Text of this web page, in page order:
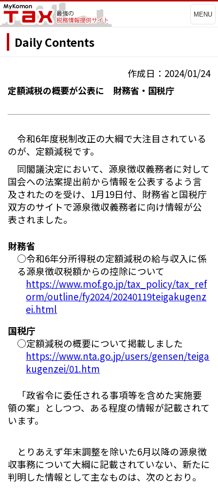
MENU
Daily Contents
作成日：2024/01/24
定額減税の概要が公表に 財務省・国税庁
令和6年度税制改正の大綱で大注目されている
のが、定額減税です。
同閣議決定において、源泉徴収義務者に対して
国会への法案提出前から情報を公表するよう言
及されたのを受け、1月19日付、財務省と国税庁
双方のサイトで源泉徴収義務者に向け情報が公
表されました。
財務省
○令和6年分所得税の定額減税の給与収入に係
る源泉徴収税額からの控除について
https://www.mof.go.jp/tax_policy/tax_ref
orm/outline/fy2024/20240119teigakugenz
ei.html
国税庁
○定額減税の概要について掲載しました
https://www.nta.go.jp/users/gensen/teiga
kugenzei/01.htm
「政省令に委任される事項等を含めた実施要
領の案」としつつ、ある程度の情報が記載されて
います。
とりあえず年末調整を除いた6月以降の源泉徴
収事務について大綱に記載されていない、新たに
判明した情報として主なものは、次のとおり。